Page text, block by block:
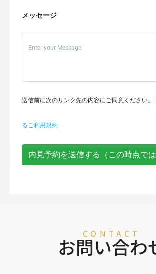
メッセージ
送信前に次のリンク先の内容にご同意ください。
るご利用規約
内見予約を送信する（この時点では
CONTACT
お問い合わ